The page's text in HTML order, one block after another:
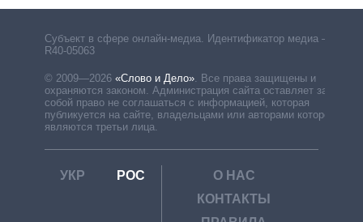
Субъект в сфере онлайн-медиа. Идентификатор медиа –
R40-05063
© 2009—2026 «Слово и Дело». Все права защищены и
охраняются законом. Администрация сайта оставляет за
собой право не соглашаться с информацией, которая
публикуется на сайте, владельцами или авторами которой
являются третьи лица.
УКР РОС
О НАС
КОНТАКТЫ